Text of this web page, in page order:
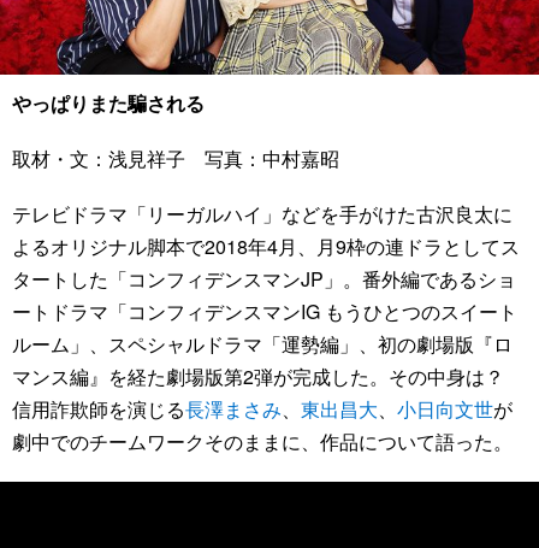
やっぱりまた騙される
取材・文：浅見祥子 写真：中村嘉昭
テレビドラマ「リーガルハイ」などを手がけた古沢良太に
よるオリジナル脚本で2018年4月、月9枠の連ドラとしてス
タートした「コンフィデンスマンJP」。番外編であるショ
ートドラマ「コンフィデンスマンIG もうひとつのスイート
ルーム」、スペシャルドラマ「運勢編」、初の劇場版『ロ
マンス編』を経た劇場版第2弾が完成した。その中身は？
信用詐欺師を演じる長澤まさみ、 東出昌大、 小日向文世が
劇中でのチームワークそのままに、作品について語った。